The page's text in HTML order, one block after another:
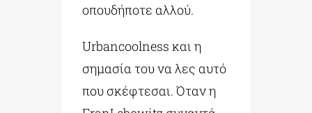
οπουδήποτε αλλού.
Urbancoolness και η
σημασία του να λες αυτό
που σκέφτεσαι. Όταν η